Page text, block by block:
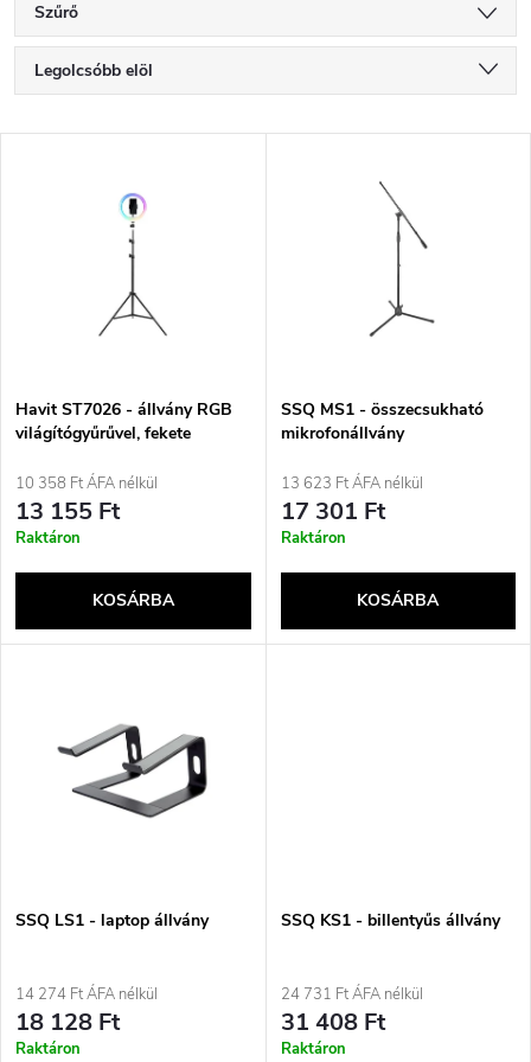
Szűrő
T
e
e
k
r
n
é
e
Legolcsóbb elöl
ABC szerint
é
k
e
k
l
j
a
Havit ST7026 - állvány RGB
világítógyűrűvel, fekete
10 358 Ft ÁFA nélkül
13 155 Ft
Raktáron
KOSÁRBA
SSQ MS1 - összecsukható
mikrofonállvány
13 623 Ft ÁFA nélkül
17 301 Ft
Raktáron
KOSÁRBA
SSQ LS1 - laptop állvány
14 274 Ft ÁFA nélkül
18 128 Ft
Raktáron
SSQ KS1 - billentyűs állvány
24 731 Ft ÁFA nélkül
31 408 Ft
Raktáron